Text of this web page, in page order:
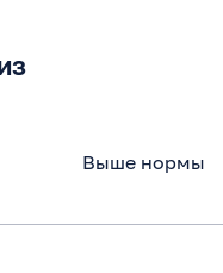
Выше нормы